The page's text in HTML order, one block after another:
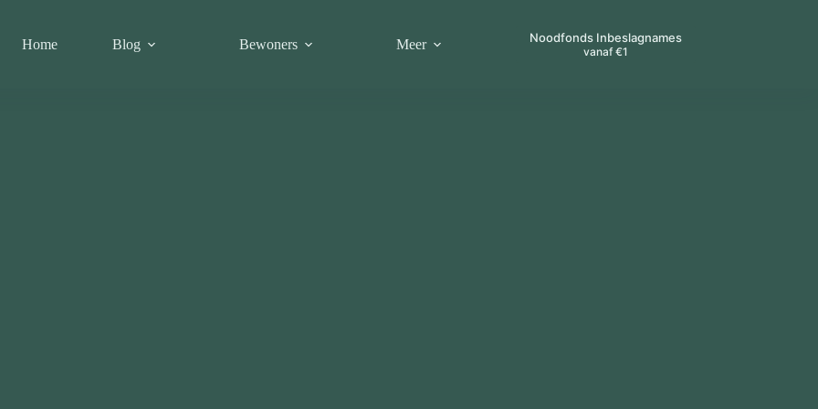
Home Blog Bewoners Meer Noodfonds Inbeslagnames
vanaf €1